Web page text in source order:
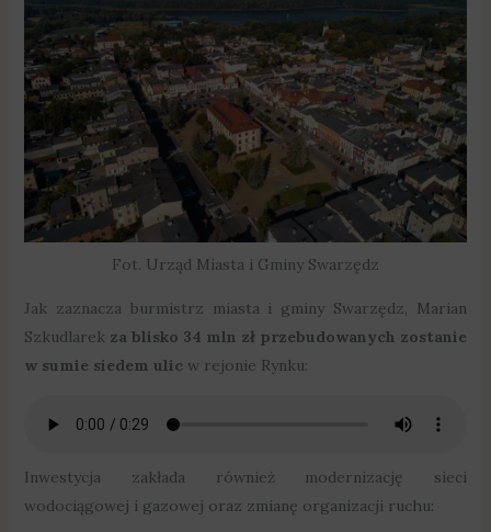
Fot. Urząd Miasta i Gminy Swarzędz
Jak zaznacza burmistrz miasta i gminy Swarzędz, Marian
Szkudlarek za blisko 34 mln zł przebudowanych zostanie
w sumie siedem ulic w rejonie Rynku:
Inwestycja zakłada również modernizację sieci
wodociągowej i gazowej oraz zmianę organizacji ruchu: